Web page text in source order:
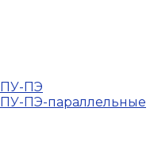
ПЭ
ПЭ-параллельные